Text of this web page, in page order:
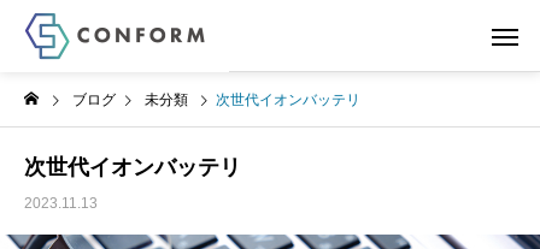
ブログ 未分類 次世代イオンバッテリ
次世代イオンバッテリ
2023.11.13